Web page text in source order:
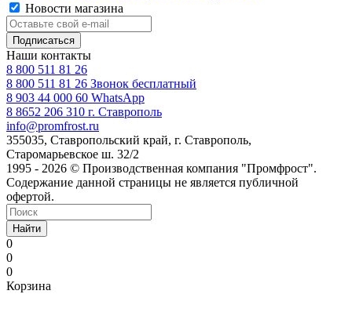
Новости магазина
Наши контакты
8 800 511 81 26
8 800 511 81 26 Звонок бесплатный
8 903 44 000 60 WhatsАpp
8 8652 206 310 г. Ставрополь
info@promfrost.ru
355035, Ставропольский край, г. Ставрополь,
Старомарьевское ш. 32/2
1995 - 2026 © Производственная компания "Промфрост".
Содержание данной страницы не является публичной
офертой.
Найти
0
0
0
Корзина